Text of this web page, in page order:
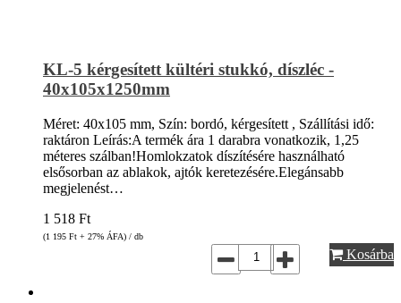
KL-5 kérgesített kültéri stukkó, díszléc -
40x105x1250mm
Méret: 40x105 mm, Szín: bordó, kérgesített , Szállítási idő:
raktáron Leírás:A termék ára 1 darabra vonatkozik, 1,25
méteres szálban!Homlokzatok díszítésére használható
elsősorban az ablakok, ajtók keretezésére.Elegánsabb
megjelenést…
1 518 Ft
(1 195 Ft + 27% ÁFA) / db
Kosárba